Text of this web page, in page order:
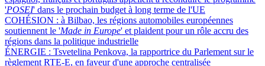
'POSEI' dans le prochain budget à long terme de l'UE
COHÉSION : à Bilbao, les régions automobiles européennes
soutiennent le 'Made in Europe' et plaident pour un rôle accru des
régions dans la politique industrielle
ÉNERGIE : Tsvetelina Penkova, la rapportrice du Parlement sur le
règlement RTE-E, en faveur d'une approche centralisée